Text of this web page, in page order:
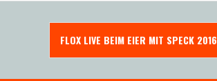
FLOX LIVE BEIM EIER MIT SPECK 2016